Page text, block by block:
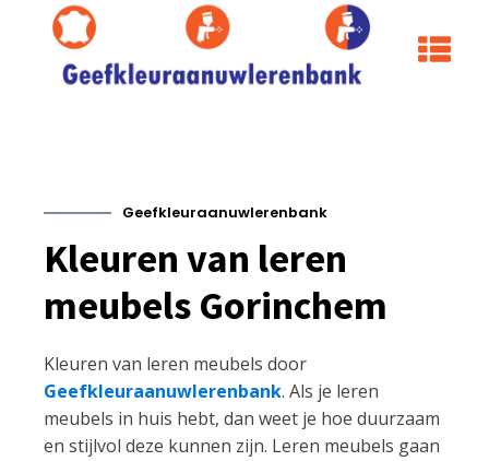
Geefkleuraanuwlerenbank
Kleuren van leren
meubels Gorinchem
Kleuren van leren meubels door
Geefkleuraanuwlerenbank. Als je leren
meubels in huis hebt, dan weet je hoe duurzaam
en stijlvol deze kunnen zijn. Leren meubels gaan